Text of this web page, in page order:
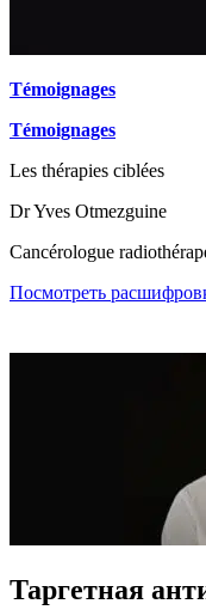
Témoignages
Témoignages
Les thérapies ciblées
Dr Yves Otmezguine
Cancérologue
Посмотреть
Таргетная